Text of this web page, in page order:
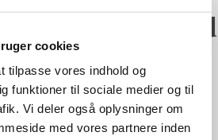
cookies
tilpasse vores indhold og
funktioner til sociale medier og til
Vi deler også oplysninger om
med vores partnere inden
Reserved